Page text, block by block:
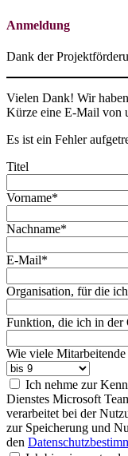
Anmeldung
Dank der
Vielen Dank! Wir
Kürze eine E-Mail von
Es ist ein Fehler
Titel
Vorname*
Nachname*
E-Mail*
Organisation, für die
Funktion, die ich in der
Wie viele
Ich nehme zur
Dienstes Microsoft
verarbeitet bei der
zur Speicherung und
den